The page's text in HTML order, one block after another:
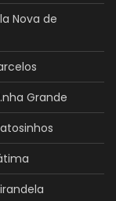
Nova de
Grande